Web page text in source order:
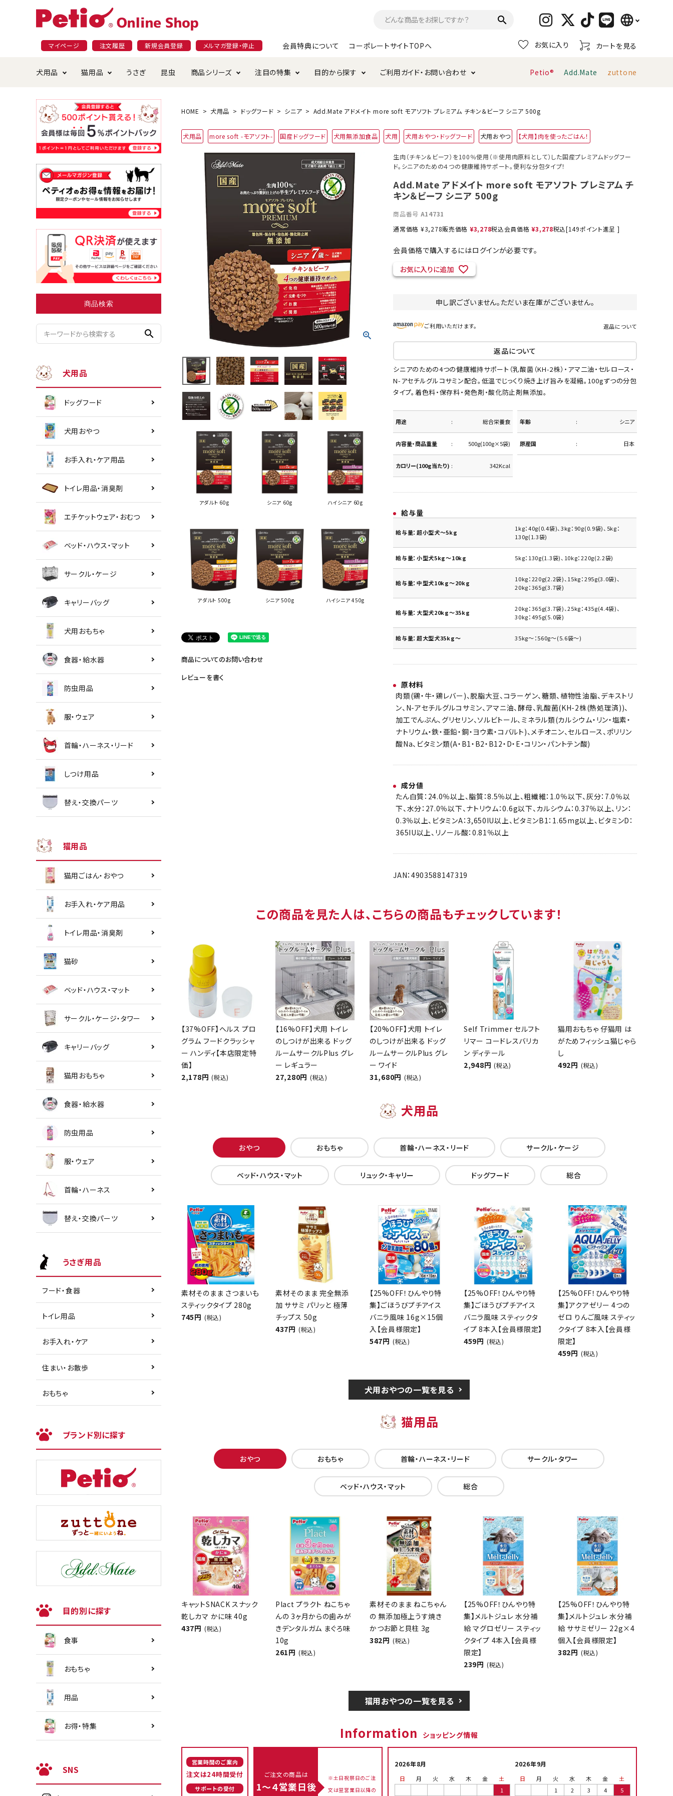
search language
日本語
English
マイページ 注文履歴 新規会員登録 メルマガ登録・停止 会員特典について コーポレートサイトTOPへ お気に入り カートを見る
犬用品
ドッグフード おやつ お手入れ・ケア用品 トイレタリー・消臭剤
ペットシーツ ベッド・ハウス・マット サークル・ケージ キャリーバッグ
おもちゃ 食器・給水器 服・ウェア
首輪・ハーネス・リード しつけ用品 替え・交換パーツ
猫用品
ごはん・おやつ お手入れ・ケア用品 トイレタリー・消臭剤 猫砂
ベッド・ハウス・マット サークル・ケージ・タワー キャリーバッグ おもちゃ
食器・給水器 防虫用品 首輪・ハーネス
替え・交換パーツ
うさぎ 昆虫 商品シリーズ
プラクト 素材そのまま 極上
注目の特集
夜のお散歩特集 無添加特集 けりぐるみ特集 ペティオ公式アプリ
目的から探す
国産フード&おやつ特集 穀物不使用のグレインフリー
じゃらして遊ぶ 引っ張って遊ぶ 投げて遊ぶ
またたび・元気草 夜のお散歩
小型犬にオススメ ダイエット中にオススメ まとめ買いでオトク！！
ご利用ガイド・お問い合わせ
ショッピングガイド 会員特典について ご注文方法について お支払い方法・配送について
返品・交換について オンラインショップ利用規約
Petio® Add.Mate zuttone
商品検索
search
犬用品
ドッグフード
犬用おやつ
お手入れ・ケア用品
トイレ用品・消臭剤
エチケットウェア・おむつ
ベッド・ハウス・マット
サークル・ケージ
キャリーバッグ
犬用おもちゃ
食器・給水器
防虫用品
服・ウェア
首輪・ハーネス・リード
しつけ用品
替え・交換パーツ
猫用品
猫用ごはん・おやつ
お手入れ・ケア用品
トイレ用品・消臭剤
猫砂
ベッド・ハウス・マット
サークル・ケージ・タワー
キャリーバッグ
猫用おもちゃ
食器・給水器
防虫用品
服・ウェア
首輪・ハーネス
替え・交換パーツ
うさぎ用品
フード・食器
トイレ用品
お手入れ・ケア
住まい・お散歩
おもちゃ
ブランド別に探す
目的別に探す
食事
おもちゃ
用品
お得・特集
SNS
HOME 犬用品 ドッグフード シニア Add.Mate アドメイト more soft モアソフト プレミアム チキン＆ビーフ シニア 500g
犬用品 more soft -モアソフト- 国産ドッグフード 犬用無添加食品 犬用 犬用おやつ・ドッグフード 犬用おやつ 【犬用】肉を使ったごはん！
アダルト 60g シニア 60g ハイシニア 60g
アダルト 500g シニア 500g ハイシニア 450g
商品についてのお問い合わせ
レビューを書く
生肉（チキン＆ビーフ）を100％使用（※使用肉原料として）した国産プレミアムドッグフー
ド。シニアのための４つの健康維持サポート。便利な分包タイプ！
Add.Mate アドメイト more soft モアソフト プレミアム チ
キン＆ビーフ シニア 500g
商品番号 A14731
通常価格 ¥3,278販売価格 ¥3,278税込会員価格 ¥3,278税込[149ポイント進呈 ]
会員価格で購入するにはログインが必要です。
お気に入りに追加
申し訳ございません。ただいま在庫がございません。
ご利用いただけます。 返品について
返品について
シニアのための4つの健康維持サポート（乳酸菌（KH-2株）・アマ二油・セルロース・
N-アセチルグルコサミン配合。低温でじっくり焼き上げ旨みを凝縮。100gずつの分包
タイプ。着色料・保存料・発色剤・酸化防止剤無添加。
用途 総合栄養食 年齢 シニア
内容量・商品重量 500g(100g×5袋) 原産国 日本
カロリー(100g当たり) 342Kcal
給与量
給与量：超小型犬～5kg
1kg：40g(0.4袋)、3kg：90g(0.9袋)、5kg：
130g(1.3袋)
給与量：小型犬5kg～10kg 5kg：130g(1.3袋)、10kg：220g(2.2袋)
給与量：中型犬10kg～20kg
10kg：220g(2.2袋)、15kg：295g(3.0袋)、
20kg：365g(3.7袋)
給与量：大型犬20kg～35kg
20kg：365g(3.7袋)、25kg：435g(4.4袋)、
30kg：495g(5.0袋)
給与量：超大型犬35kg～ 35kg～：560g～(5.6袋～)
原材料
肉類(鶏・牛・鶏レバー)、脱脂大豆、コラーゲン、糖類、植物性油脂、デキストリ
ン、N-アセチルグルコサミン、アマニ油、酵母、乳酸菌(KH-2株(熱処理済))、
加工でんぷん、グリセリン、ソルビトール、ミネラル類(カルシウム・リン・塩素・
ナトリウム・鉄・亜鉛・銅・ヨウ素・コバルト)、メチオニン、セルロース、ポリリン
酸Na、ビタミン類(A・B1・B2・B12・D・E・コリン・パントテン酸)
成分値
たん白質：24.0％以上、脂質：8.5％以上、粗繊維：1.0％以下、灰分：7.0％以
下、水分：27.0％以下、ナトリウム：0.6g以下、カルシウム：0.37％以上、リン：
0.3％以上、ビタミンA：3,650IU以上、ビタミンB1：1.65mg以上、ビタミンD：
365IU以上、リノール酸：0.81％以上
JAN：4903588147319
この商品を見た人は、こちらの商品もチェックしています！
【37%OFF】ヘルス プロ
グラム フードクラッシャ
ー ハンディ【本店限定特
価】
2,178円 (税込)
【16%OFF】犬用 トイレ
のしつけが出来る ドッグ
ルームサークルPlus グレ
ー レギュラー
27,280円 (税込)
【20%OFF】犬用 トイレ
のしつけが出来る ドッグ
ルームサークルPlus グレ
ー ワイド
31,680円 (税込)
Self Trimmer セルフト
リマー コードレスバリカ
ン ディテール
2,948円 (税込)
猫用おもちゃ 仔猫用 は
がためフィッシュ猫じゃら
し
492円 (税込)
犬用品
おやつ おもちゃ 首輪・ハーネス・リード サークル・ケージ
ベッド・ハウス・マット リュック・キャリー ドッグフード 総合
素材そのまま さつまいも
スティックタイプ 280g
745円 (税込)
素材そのまま 完全無添
加 ササミ パリッと 極薄
チップス 50g
437円 (税込)
【25%OFF！ひんやり特
集】ごほうびプチアイス
バニラ風味 16g×15個
入【会員様限定】
547円 (税込)
【25%OFF！ひんやり特
集】ごほうびプチアイス
バニラ風味 スティックタ
イプ 8本入【会員様限定】
459円 (税込)
【25%OFF！ひんやり特
集】アクアゼリー 4つの
ゼロ りんご風味 スティッ
クタイプ 8本入【会員様
限定】
459円 (税込)
犬用おやつの一覧を見る
猫用品
おやつ おもちゃ 首輪・ハーネス・リード サークル・タワー
ベッド・ハウス・マット 総合
キャットSNACK スナック
乾しカマ かに味 40g
437円 (税込)
Plact プラクト ねこちゃ
んの 3ヶ月からの歯みが
きデンタルガム まぐろ味
10g
261円 (税込)
素材そのまま ねこちゃん
の 無添加極上うす焼き
かつお節と貝柱 3g
382円 (税込)
【25%OFF！ひんやり特
集】メルトジュレ 水分補
給 マグロゼリー スティッ
クタイプ 4本入【会員様
限定】
239円 (税込)
【25%OFF！ひんやり特
集】メルトジュレ 水分補
給 ササミゼリー 22g×4
個入【会員様限定】
382円 (税込)
猫用おやつの一覧を見る
Information ショッピング情報
営業時間のご案内
注文は24時間受付
サポートの受付
ご注文の商品は
1～４営業日後
※土日祝祭日のご注
文は翌営業日以降の
2026年8月
日 月 火 水 木 金
土
1
2026年9月
日 月 火 水 木 金
土
1
2 3 4 5